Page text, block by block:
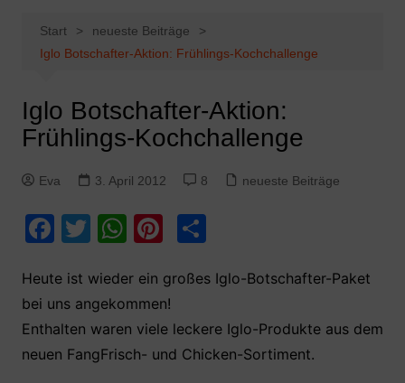
Start
neueste Beiträge
Iglo Botschafter-Aktion: Frühlings-Kochchallenge
Iglo Botschafter-Aktion:
Frühlings-Kochchallenge
Eva 3. April 2012 8 neueste Beiträge
F
c
e
b
T
itt
er
W
at
s
A
Pi
er
e
st
T
le
Heute ist wieder ein großes Iglo-Botschafter-Paket
bei uns angekommen!
Enthalten waren viele leckere Iglo-Produkte aus dem
neuen FangFrisch- und Chicken-Sortiment.